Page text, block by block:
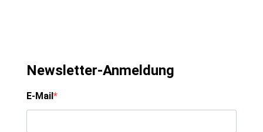
Newsletter-Anmeldung
E-Mail